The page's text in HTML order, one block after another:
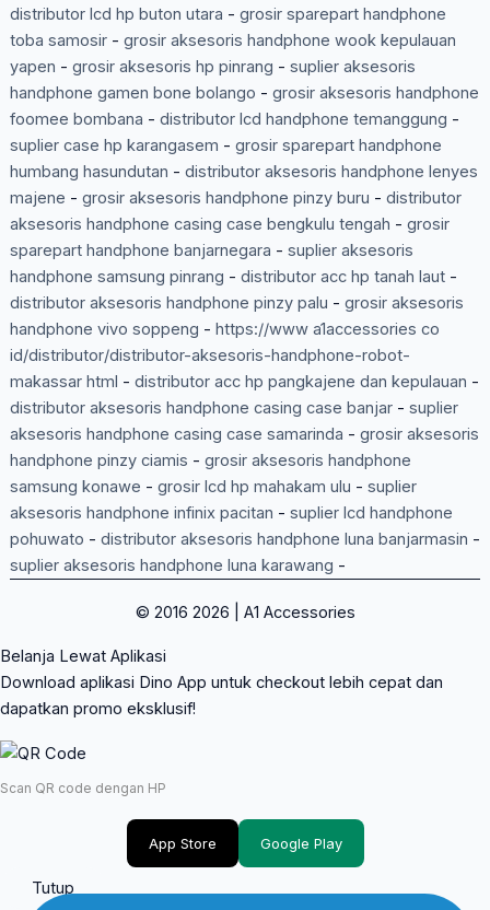
distributor lcd hp buton utara - grosir sparepart handphone
toba samosir- grosir aksesoris handphone wook kepulauan
yapen - grosir aksesoris hp pinrang - suplier aksesoris
handphone gamen bone bolango - grosir aksesoris handphone
foomee bombana - distributor lcd handphone temanggung -
suplier case hp karangasem - grosir sparepart handphone
humbang hasundutan - distributor aksesoris handphone lenyes
majene - grosir aksesoris handphone pinzy buru - distributor
aksesoris handphone casing case bengkulu tengah - grosir
sparepart handphone banjarnegara - suplier aksesoris
handphone samsung pinrang - distributor acc hp tanah laut-
distributor aksesoris handphone pinzy palu - grosir aksesoris
handphone vivo soppeng - https://www a1accessories co
id/distributor/distributor-aksesoris-handphone-robot-
makassar html - distributor acc hp pangkajene dan kepulauan -
distributor aksesoris handphone casing case banjar- suplier
aksesoris handphone casing case samarinda - grosir aksesoris
handphone pinzy ciamis - grosir aksesoris handphone
samsung konawe - grosir lcd hp mahakam ulu - suplier
aksesoris handphone infinix pacitan - suplier lcd handphone
pohuwato - distributor aksesoris handphone luna banjarmasin -
suplier aksesoris handphone luna karawang -
© 2016 2026 | A1 Accessories
Belanja Lewat Aplikasi
Download aplikasi Dino App untuk checkout lebih cepat dan
dapatkan promo eksklusif!
Scan QR code dengan HP
App Store Google Play
Tutup